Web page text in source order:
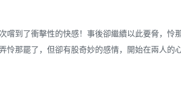
嚐到了衝擊性的快感！事後卻繼續以此要脅，怜
怜那罷了，但卻有股奇妙的感情，開始在兩人的